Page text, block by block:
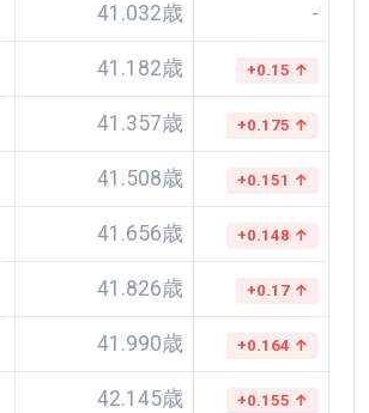
41.032歳 -
41.182歳 +0.15 ↑
41.357歳 +0.175 ↑
41.508歳 +0.151 ↑
41.656歳 +0.148 ↑
41.826歳 +0.17 ↑
41.990歳 +0.164 ↑
42.145歳 +0.155 ↑